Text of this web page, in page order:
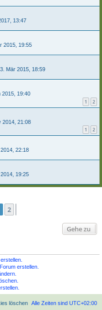
13:47
2015, 19:55
Mär 2015, 18:59
2015, 19:40
1 2
2014, 21:08
1 2
22:18
19:25
2
Gehe zu
erstellen.
Alle Zeiten sind UTC+02:00
löschen